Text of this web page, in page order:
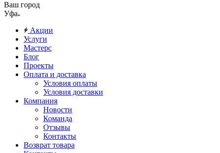
Ваш город
Уфа
Акции
Услуги
Мастерс
Блог
Проекты
Оплата и доставка
Условия оплаты
Условия доставки
Компания
Новости
Команда
Отзывы
Контакты
Возврат товара